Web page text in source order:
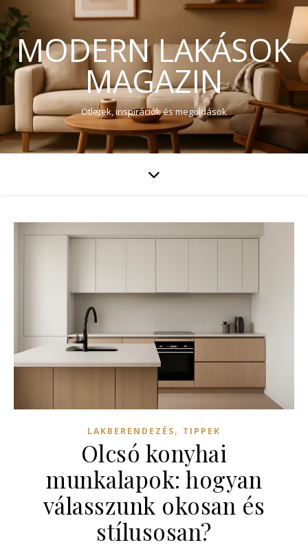
MODERN LAKÁSOK
MAGAZIN
Ötletek, inspirációk és megoldások
LAKBERENDEZÉS, TIPPEK
Olcsó konyhai
munkalapok: hogyan
válasszunk okosan és
stílusosan?